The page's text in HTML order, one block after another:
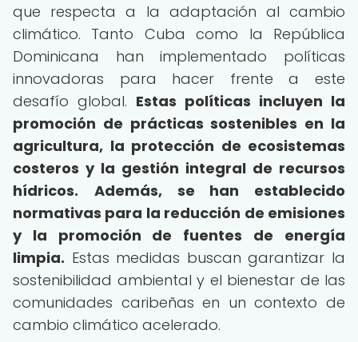
que respecta a la adaptación al cambio
climático. Tanto Cuba como la República
Dominicana han implementado políticas
innovadoras para hacer frente a este
desafío global. Estas políticas incluyen la
promoción de prácticas sostenibles en la
agricultura, la protección de ecosistemas
costeros y la gestión integral de recursos
hídricos.
Además, se han establecido
normativas para la reducción de emisiones
y la promoción de fuentes de energía
limpia. Estas medidas buscan garantizar la
sostenibilidad ambiental y el bienestar de las
comunidades caribeñas en un contexto de
cambio climático acelerado.